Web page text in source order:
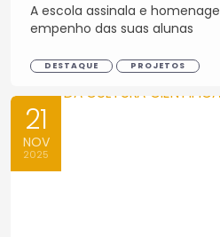
A escola assinala e
empenho das suas alunas
DESTAQUE PROJETOS
21
NOV
2025